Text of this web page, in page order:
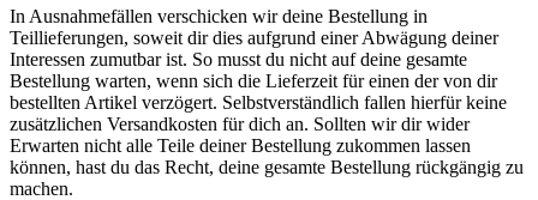
In Ausnahmefällen verschicken wir deine Bestellung in
Teillieferungen, soweit dir dies aufgrund einer Abwägung deiner
Interessen zumutbar ist. So musst du nicht auf deine gesamte
Bestellung warten, wenn sich die Lieferzeit für einen der von dir
bestellten Artikel verzögert. Selbstverständlich fallen hierfür keine
zusätzlichen Versandkosten für dich an. Sollten wir dir wider
Erwarten nicht alle Teile deiner Bestellung zukommen lassen
können, hast du das Recht, deine gesamte Bestellung rückgängig zu
machen.